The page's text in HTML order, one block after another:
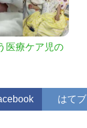
医療ケア児の
はてブ